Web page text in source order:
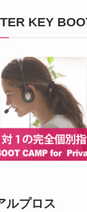
KEY
ルプロス